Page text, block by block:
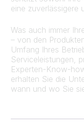
eine zuverlässigere
Was auch immer
– von den
Umfang Ihres
Serviceleistungen,
Experten-Know-
erhalten Sie die
wann und wo Sie